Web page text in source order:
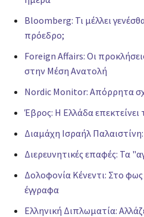
Bloomberg: Τι μέλλει
πρόεδρο;
Foreign Affairs: Οι
στην Μέση Ανατολή
Nordic Monitor: Απόρρητα
Έβρος: Η Ελλάδα επεκτείνει
Διαμάχη Ισραήλ Παλαιστίνη:
Διερευνητικές επαφές: Τα
Δολοφονία Κένεντι: Στο
έγγραφα
Ελληνική Διπλωματία: